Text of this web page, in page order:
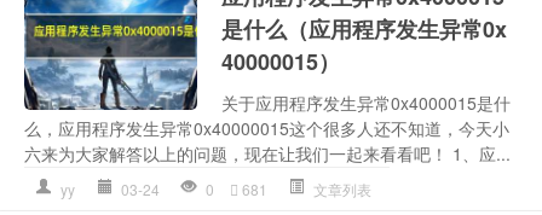
是什么（应用程序发生异常0x
40000015）
关于应用程序发生异常0x4000015是什
么，应用程序发生异常0x40000015这个很多人还不知道，今天小
六来为大家解答以上的问题，现在让我们一起来看看吧！ 1、应...
yy 03-24 0 681 文章列表